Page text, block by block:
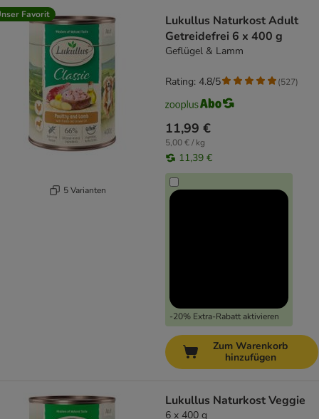
product items have been changed
Favorit
5 Varianten
Lukullus Naturkost Adult
Getreidefrei 6 x 400 g
Geflügel & Lamm
11,99 €
5,00 € / kg
11,39 €
-20% Extra-Rabatt aktivieren
Rating: 4.8/5 (527)
Zum Warenkorb
hinzufügen
Lukullus Naturkost Veggie
6 x 400 g